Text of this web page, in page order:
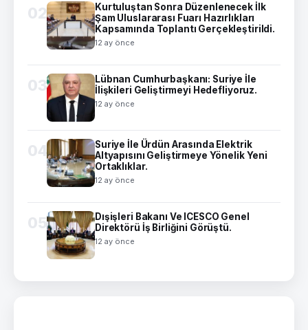
02
Kurtuluştan Sonra Düzenlenecek İlk
Şam Uluslararası Fuarı Hazırlıkları
Kapsamında Toplantı Gerçekleştirildi.
12 ay önce
03
Lübnan Cumhurbaşkanı: Suriye İle
İlişkileri Geliştirmeyi Hedefliyoruz.
12 ay önce
04
Suriye İle Ürdün Arasında Elektrik
Altyapısını Geliştirmeye Yönelik Yeni
Ortaklıklar.
12 ay önce
05
Dışişleri Bakanı Ve ICESCO Genel
Direktörü İş Birliğini Görüştü.
12 ay önce